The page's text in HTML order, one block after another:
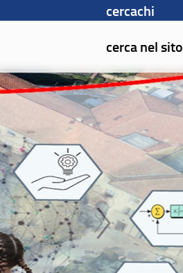
cercachi
cerca nel sito